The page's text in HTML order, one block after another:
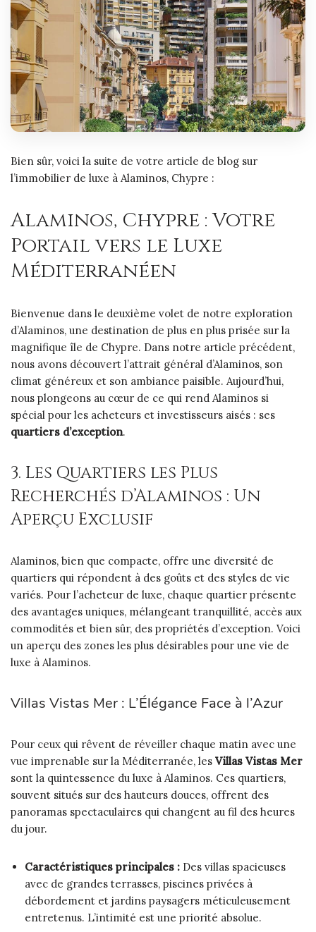
Bien sûr, voici la suite de votre article de blog sur
l’immobilier de luxe à Alaminos, Chypre :
Alaminos, Chypre : Votre
Portail vers le Luxe
Méditerranéen
Bienvenue dans le deuxième volet de notre exploration
d’Alaminos, une destination de plus en plus prisée sur la
magnifique île de Chypre. Dans notre article précédent,
nous avons découvert l’attrait général d’Alaminos, son
climat généreux et son ambiance paisible. Aujourd’hui,
nous plongeons au cœur de ce qui rend Alaminos si
spécial pour les acheteurs et investisseurs aisés : ses
quartiers d’exception.
3. Les Quartiers les Plus
Recherchés d’Alaminos : Un
Aperçu Exclusif
Alaminos, bien que compacte, offre une diversité de
quartiers qui répondent à des goûts et des styles de vie
variés. Pour l’acheteur de luxe, chaque quartier présente
des avantages uniques, mélangeant tranquillité, accès aux
commodités et bien sûr, des propriétés d’exception. Voici
un aperçu des zones les plus désirables pour une vie de
luxe à Alaminos.
Villas Vistas Mer : L’Élégance Face à l’Azur
Pour ceux qui rêvent de réveiller chaque matin avec une
vue imprenable sur la Méditerranée, les Villas Vistas Mer
sont la quintessence du luxe à Alaminos. Ces quartiers,
souvent situés sur des hauteurs douces, offrent des
panoramas spectaculaires qui changent au fil des heures
du jour.
Caractéristiques principales : Des villas spacieuses
avec de grandes terrasses, piscines privées à
débordement et jardins paysagers méticuleusement
entretenus. L’intimité est une priorité absolue.